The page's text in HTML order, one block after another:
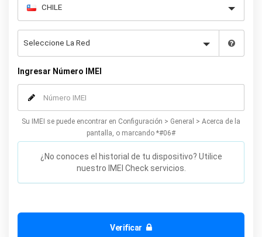
Ingresar Número IMEI
Su IMEI se puede encontrar en Configuración > General > Acerca de la
pantalla, o marcando *#06#
¿No conoces el historial de tu dispositivo? Utilice
nuestro IMEI Check servicios.
Verificar